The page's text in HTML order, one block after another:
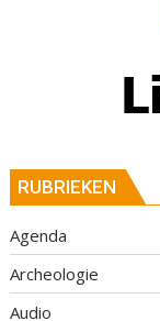
RUBRIEKEN
Agenda
Archeologie
Audio